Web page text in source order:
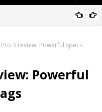
3 review: Powerful specs
Powerful